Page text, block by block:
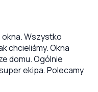
Wszystko
chcieliśmy. Okna
domu. Ogólnie
ekipa. Polecamy